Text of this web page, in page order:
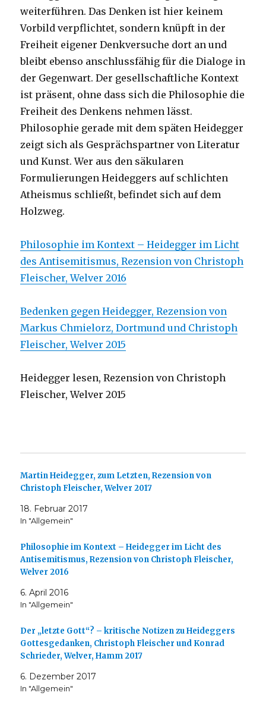
weiterführen. Das Denken ist hier keinem
Vorbild verpflichtet, sondern knüpft in der
Freiheit eigener Denkversuche dort an und
bleibt ebenso anschlussfähig für die Dialoge in
der Gegenwart. Der gesellschaftliche Kontext
ist präsent, ohne dass sich die Philosophie die
Freiheit des Denkens nehmen lässt.
Philosophie gerade mit dem späten Heidegger
zeigt sich als Gesprächspartner von Literatur
und Kunst. Wer aus den säkularen
Formulierungen Heideggers auf schlichten
Atheismus schließt, befindet sich auf dem
Holzweg.
Philosophie im Kontext – Heidegger im Licht
des Antisemitismus, Rezension von Christoph
Fleischer, Welver 2016
Bedenken gegen Heidegger, Rezension von
Markus Chmielorz, Dortmund und Christoph
Fleischer, Welver 2015
Heidegger lesen, Rezension von Christoph
Fleischer, Welver 2015
Martin Heidegger, zum Letzten, Rezension von
Christoph Fleischer, Welver 2017
18. Februar 2017
In "Allgemein"
Philosophie im Kontext – Heidegger im Licht des
Antisemitismus, Rezension von Christoph Fleischer,
Welver 2016
6. April 2016
In "Allgemein"
Der „letzte Gott“? – kritische Notizen zu Heideggers
Gottesgedanken, Christoph Fleischer und Konrad
Schrieder, Welver, Hamm 2017
6. Dezember 2017
In "Allgemein"